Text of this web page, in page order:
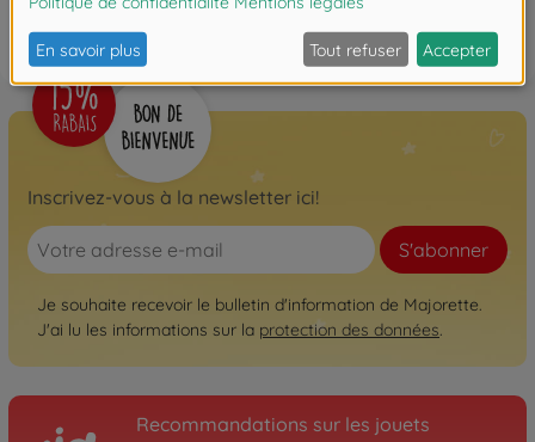
FAQ
Inscrivez-vous à la newsletter ici!
S'abonner
Je souhaite recevoir le bulletin d'information de Majorette.
J'ai lu les informations sur la protection des données.
Recommandations sur les jouets